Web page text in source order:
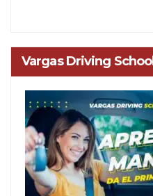
Vargas Driving School